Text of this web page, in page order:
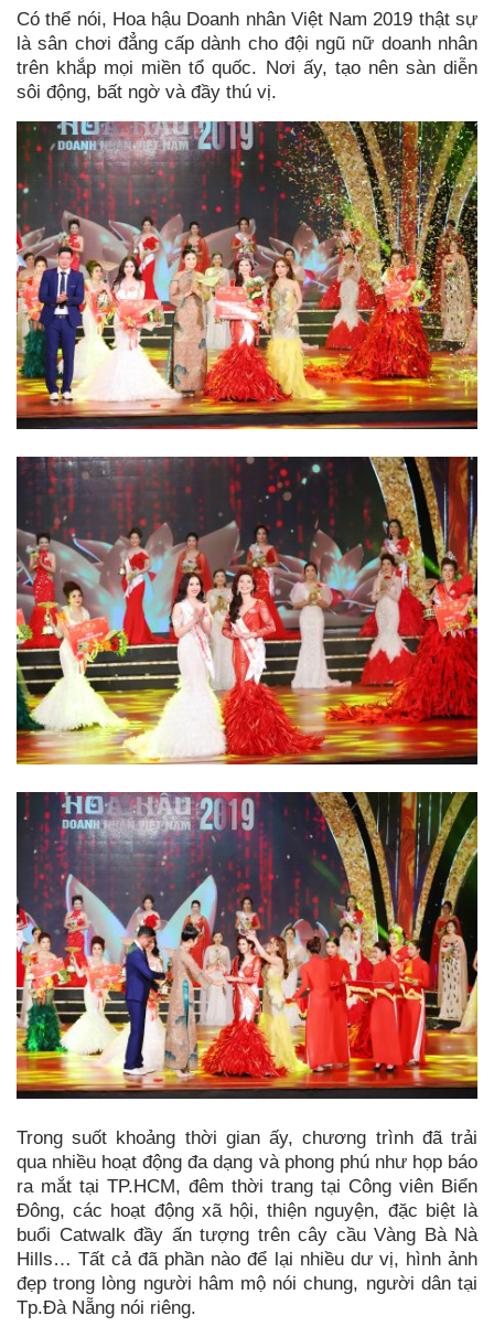
Có thể nói, Hoa hậu Doanh nhân Việt Nam 2019 thật sự
là sân chơi đẳng cấp dành cho đội ngũ nữ doanh nhân
trên khắp mọi miền tổ quốc. Nơi ấy, tạo nên sàn diễn
sôi động, bất ngờ và đầy thú vị.
Trong suốt khoảng thời gian ấy, chương trình đã trải
qua nhiều hoạt động đa dạng và phong phú như họp báo
ra mắt tại TP.HCM, đêm thời trang tại Công viên Biển
Đông, các hoạt động xã hội, thiện nguyện, đặc biệt là
buổi Catwalk đầy ấn tượng trên cây cầu Vàng Bà Nà
Hills… Tất cả đã phần nào để lại nhiều dư vị, hình ảnh
đẹp trong lòng người hâm mộ nói chung, người dân tại
Tp.Đà Nẵng nói riêng.